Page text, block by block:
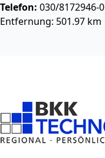
Telefon: 030/8172946-0
Entfernung: 501.97 km